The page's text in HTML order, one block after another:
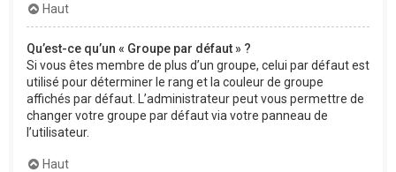
Haut
Qu’est-ce qu’un « Groupe par défaut » ?
Si vous êtes membre de plus d’un groupe, celui par défaut est
utilisé pour déterminer le rang et la couleur de groupe
affichés par défaut. L’administrateur peut vous permettre de
changer votre groupe par défaut via votre panneau de
l’utilisateur.
Haut